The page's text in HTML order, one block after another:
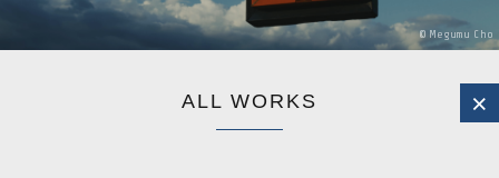
© Megumu Cho
ALL WORKS